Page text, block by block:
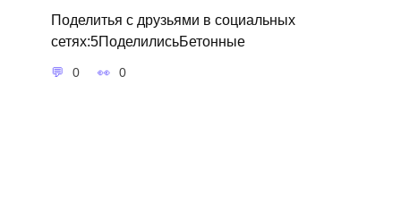
Поделитья с друзьями в социальных
сетях:5ПоделилисьБетонные
0 0